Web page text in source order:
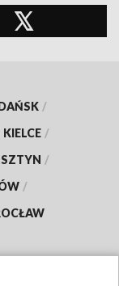
/
KIELCE /
/
/